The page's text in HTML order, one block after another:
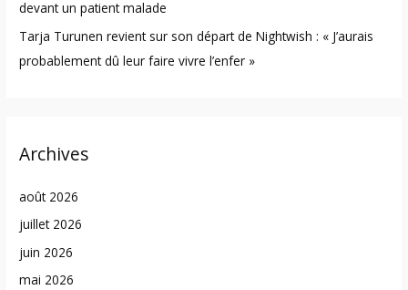
devant un patient malade
Tarja Turunen revient sur son départ de Nightwish : « J’aurais
probablement dû leur faire vivre l’enfer »
Archives
août 2026
juillet 2026
juin 2026
mai 2026